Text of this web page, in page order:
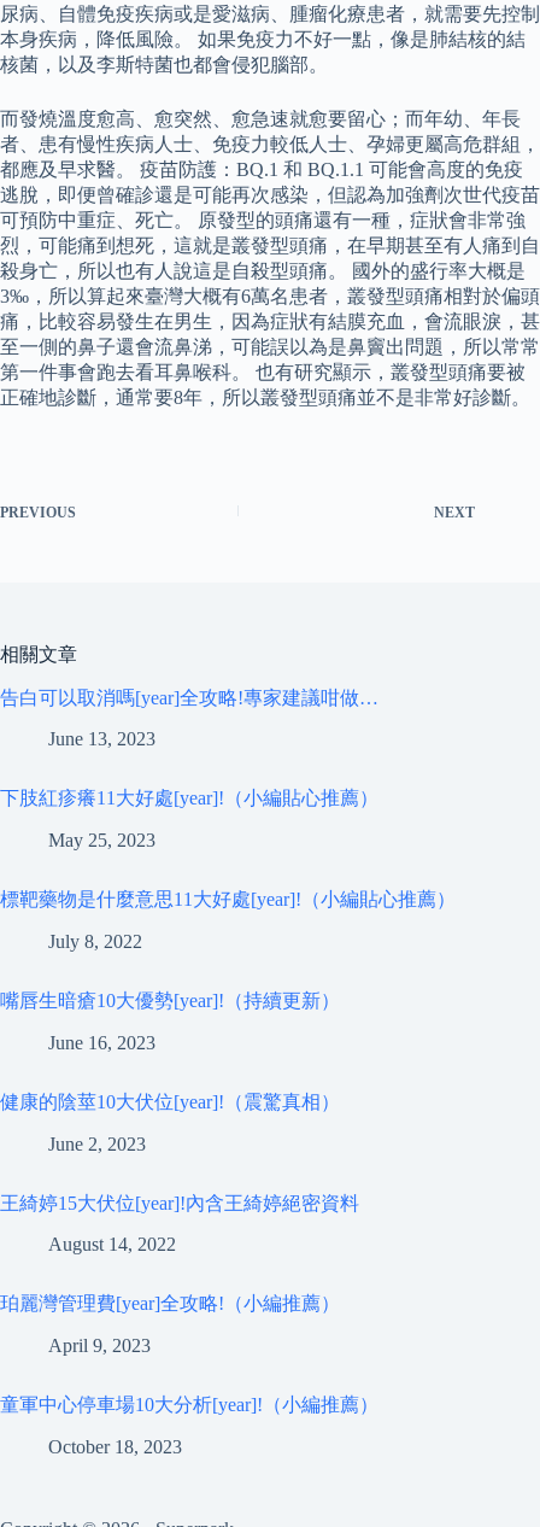
尿病、自體免疫疾病或是愛滋病、腫瘤化療患者，就需要先控制
本身疾病，降低風險。 如果免疫力不好一點，像是肺結核的結
核菌，以及李斯特菌也都會侵犯腦部。
而發燒溫度愈高、愈突然、愈急速就愈要留心；而年幼、年長
者、患有慢性疾病人士、免疫力較低人士、孕婦更屬高危群組，
都應及早求醫。 疫苗防護：BQ.1 和 BQ.1.1 可能會高度的免疫
逃脫，即便曾確診還是可能再次感染，但認為加強劑次世代疫苗
可預防中重症、死亡。 原發型的頭痛還有一種，症狀會非常強
烈，可能痛到想死，這就是叢發型頭痛，在早期甚至有人痛到自
殺身亡，所以也有人說這是自殺型頭痛。 國外的盛行率大概是
3‰，所以算起來臺灣大概有6萬名患者，叢發型頭痛相對於偏頭
痛，比較容易發生在男生，因為症狀有結膜充血，會流眼淚，甚
至一側的鼻子還會流鼻涕，可能誤以為是鼻竇出問題，所以常常
第一件事會跑去看耳鼻喉科。 也有研究顯示，叢發型頭痛要被
正確地診斷，通常要8年，所以叢發型頭痛並不是非常好診斷。
PREVIOUS NEXT
相關文章
告白可以取消嗎[year]全攻略!專家建議咁做…
June 13, 2023
下肢紅疹癢11大好處[year]!（小編貼心推薦）
May 25, 2023
標靶藥物是什麼意思11大好處[year]!（小編貼心推薦）
July 8, 2022
嘴唇生暗瘡10大優勢[year]!（持續更新）
June 16, 2023
健康的陰莖10大伏位[year]!（震驚真相）
June 2, 2023
王綺婷15大伏位[year]!內含王綺婷絕密資料
August 14, 2022
珀麗灣管理費[year]全攻略!（小編推薦）
April 9, 2023
童軍中心停車場10大分析[year]!（小編推薦）
October 18, 2023